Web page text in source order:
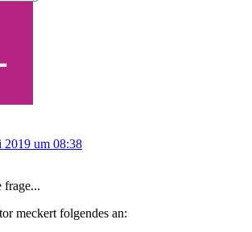
2019 um 08:38
frage...
meckert folgendes an: